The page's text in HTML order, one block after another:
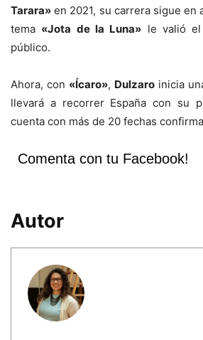
Tarara» en 2021, su carrera sigue en
tema «Jota de la Luna» le valió el
público.
Ahora, con «Ícaro», Dulzaro inicia
llevará a recorrer España con su
cuenta con más de 20 fechas
Comenta con tu Facebook!
Autor